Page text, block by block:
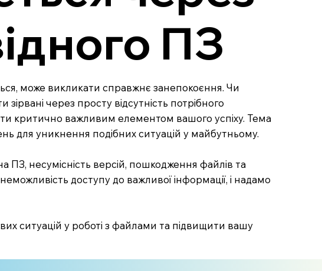
ПЗ
може викликати справжнє занепокоєння. Чи
через просту відсутність потрібного
критично важливим елементом вашого успіху. Тема
для уникнення подібних ситуацій у майбутньому.
ПЗ, несумісність версій, пошкодження файлів та
доступу до важливої інформації, і надамо
ситуацій у роботі з файлами та підвищити вашу